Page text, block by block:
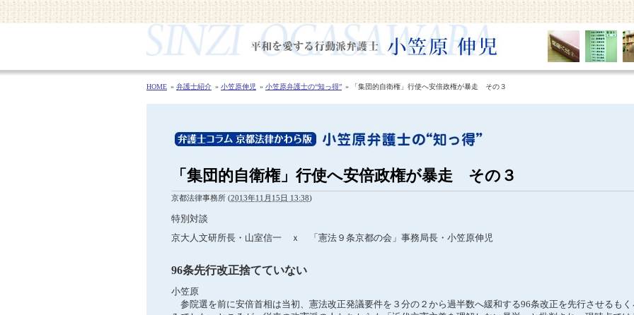
HOME 弁護士紹介 小笠原伸児 小笠原弁護士の“知っ得” 「集団的自衛権」行使へ安倍政権が暴走 その３
「集団的自衛権」行使へ安倍政権が暴走 その３
京都法律事務所 (2013年11月15日 13:38)
特別対談
京大人文研所長・山室信一 ｘ 「憲法９条京都の会」事務局長・小笠原伸児
96条先行改正捨てていない
小笠原
参院選を前に安倍首相は当初、憲法改正発議要件を３分の２から過半数へ緩和する96条改正を先行させるもく